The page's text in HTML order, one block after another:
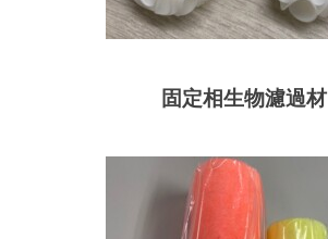
固定相生物濾過材